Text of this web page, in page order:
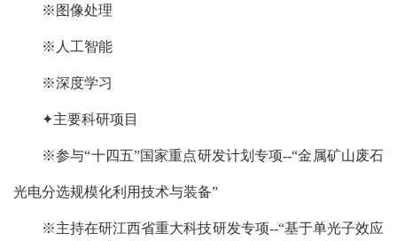
※图像处理
※人工智能
※深度学习
✦主要科研项目
※参与“十四五”国家重点研发计划专项--“金属矿山废石
光电分选规模化利用技术与装备”
※主持在研江西省重大科技研发专项--“基于单光子效应